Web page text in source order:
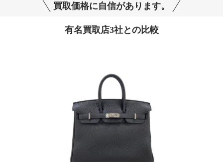
買取価格に自信があります。
有名買取店3社との比較